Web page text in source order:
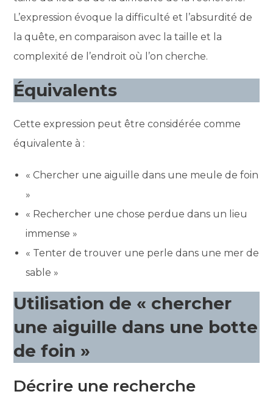
L’expression évoque la difficulté et l’absurdité de
la quête, en comparaison avec la taille et la
complexité de l’endroit où l’on cherche.
Équivalents
Cette expression peut être considérée comme
équivalente à :
« Chercher une aiguille dans une meule de foin
»
« Rechercher une chose perdue dans un lieu
immense »
« Tenter de trouver une perle dans une mer de
sable »
Utilisation de « chercher
une aiguille dans une botte
de foin »
Décrire une recherche